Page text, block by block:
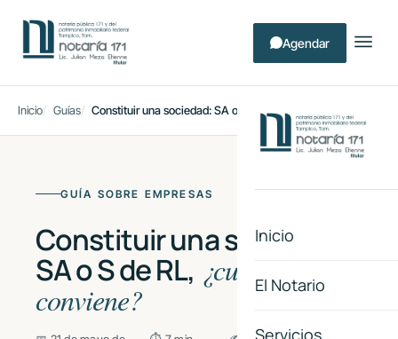
Agendar
Inicio
El Notario
Servicios
Inicio Guías Constituir una sociedad: SA o S de RL
GUÍA SOBRE EMPRESAS
Constituir una sociedad:
SA o S de RL, ¿cuál
conviene?